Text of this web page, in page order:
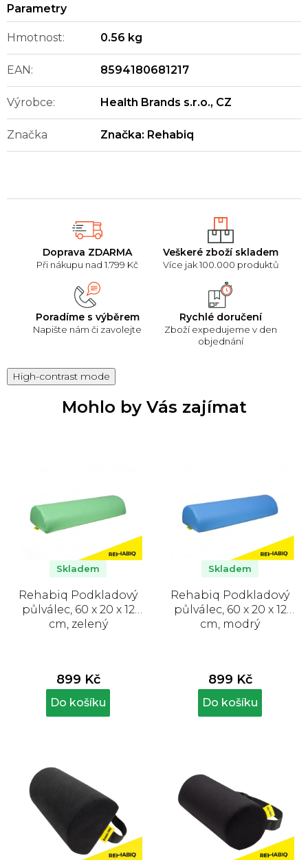
Doprava ZDARMA
Při nákupu nad 1.799 Kč
Veškeré zboží skladem
Více jak 100.000 produktů
Poradíme s výběrem
Napište nám či zavolejte
Rychlé doručení
Zboží expedujeme v den
objednání
Hmotnost: 0.56 kg
EAN: 8594180681217
Výrobce: Health Brands s.r.o., CZ
Značka Značka: Rehabiq
High-contrast mode
Mohlo by Vás zajímat
Rehabiq Podkladový
půlválec, 60 x 20 x 12
cm, zelený
Skladem
899 Kč
Do košíku
Rehabiq Podkladový
půlválec, 60 x 20 x 12
cm, modrý
Skladem
899 Kč
Do košíku